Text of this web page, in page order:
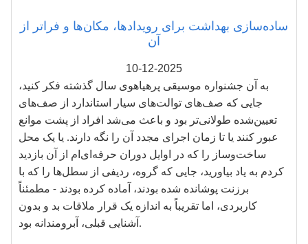
ساده‌سازی بهداشت برای رویدادها، مکان‌ها و فراتر از
آن
10-12-2025
به آن جشنواره موسیقی پرهیاهوی سال گذشته فکر کنید،
جایی که صف‌های توالت‌های سیار استاندارد از صف‌های
تعیین‌شده طولانی‌تر بود و باعث می‌شد افراد از پشت موانع
عبور کنند یا تا زمان اجرای مجدد آن را نگه دارند. یا یک محل
ساخت‌وساز را که در اوایل دوران حرفه‌ای‌ام از آن بازدید
کردم به یاد بیاورید، جایی که گروه، ردیفی از سطل‌ها را که با
برزنت پوشانده شده بودند، آماده کرده بودند - مطمئناً
کاربردی، اما تقریباً به اندازه یک قرار ملاقات بد و بدون
آشنایی قبلی، آبرومندانه بود.